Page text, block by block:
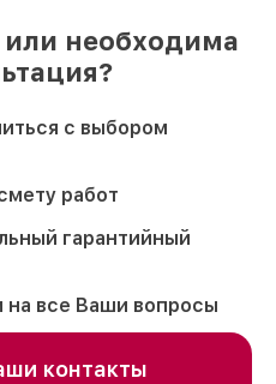
или необходима
с выбором
работ
гарантийный
на все Ваши вопросы
контакты